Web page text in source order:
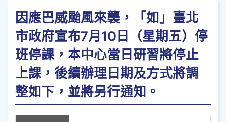
因應巴威颱風來襲，「如」臺北
市政府宣布7月10日（星期五）停
班停課，本中心當日研習將停止
上課，後續辦理日期及方式將調
整如下，並將另行通知。